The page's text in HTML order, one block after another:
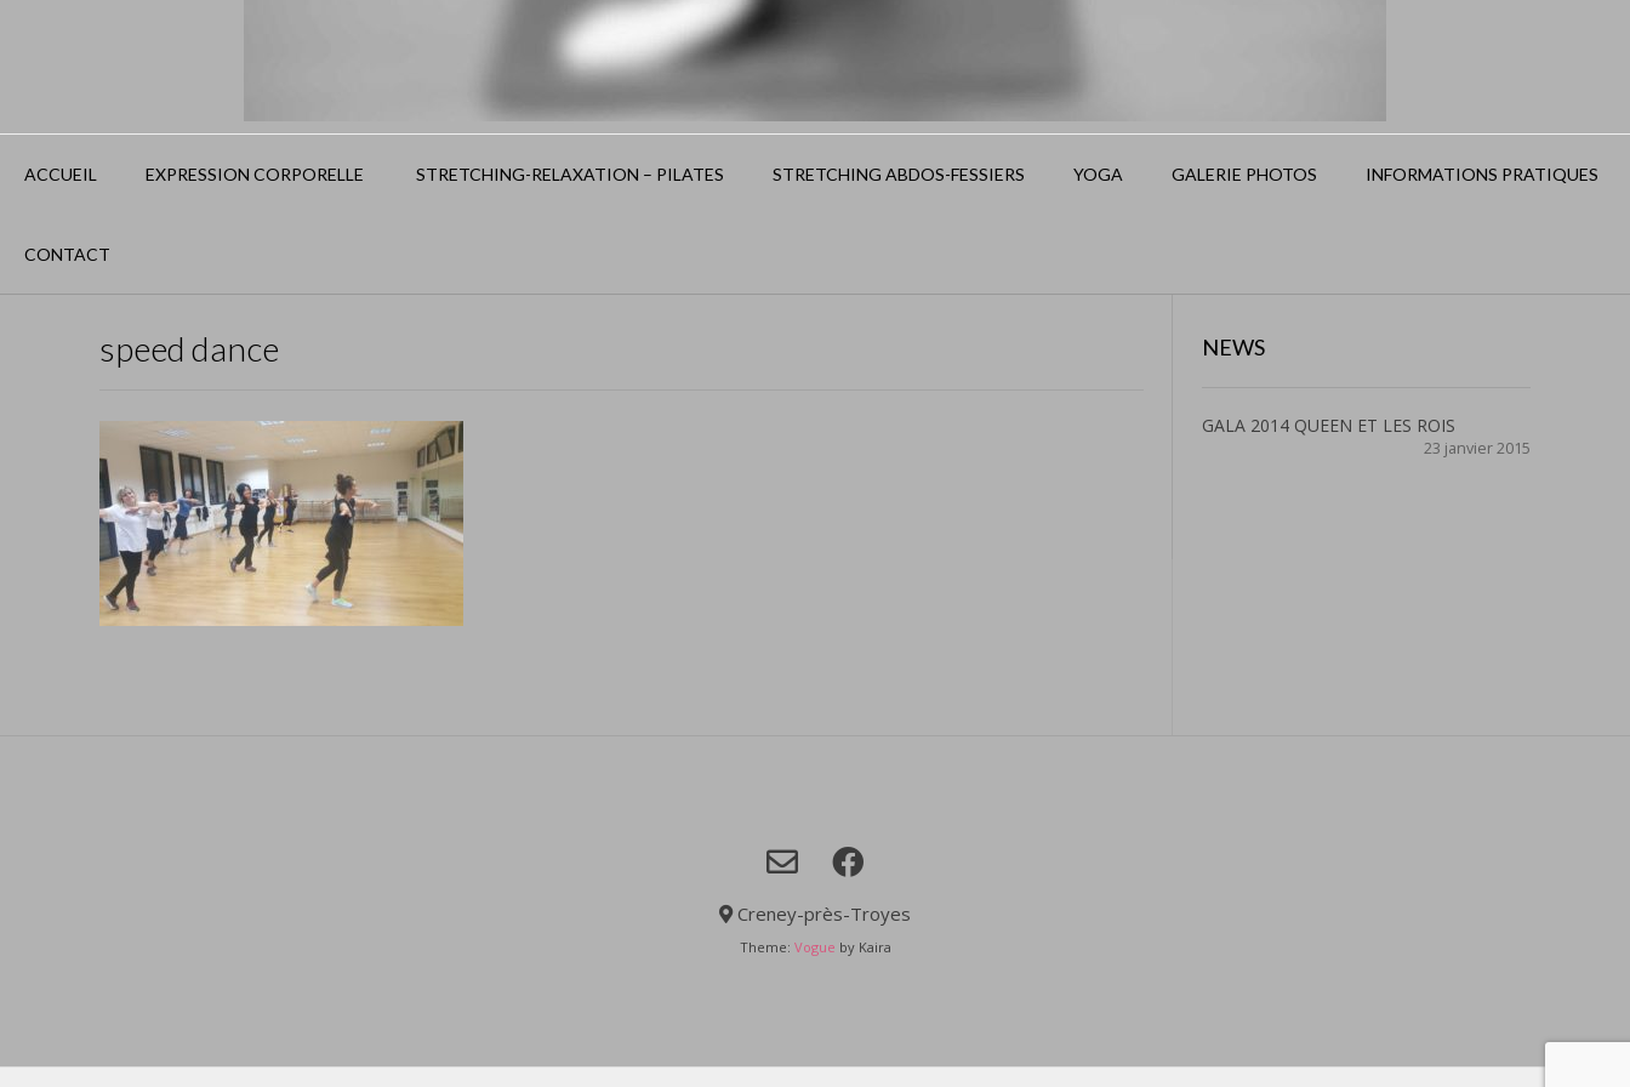
ACCUEIL EXPRESSION CORPORELLE STRETCHING-RELAXATION – PILATES STRETCHING ABDOS-FESSIERS YOGA GALERIE PHOTOS INFORMATIONS PRATIQUES
CONTACT
speed dance NEWS
GALA 2014 QUEEN ET LES ROIS
23 janvier 2015
Creney-près-Troyes
Theme: Vogue by Kaira